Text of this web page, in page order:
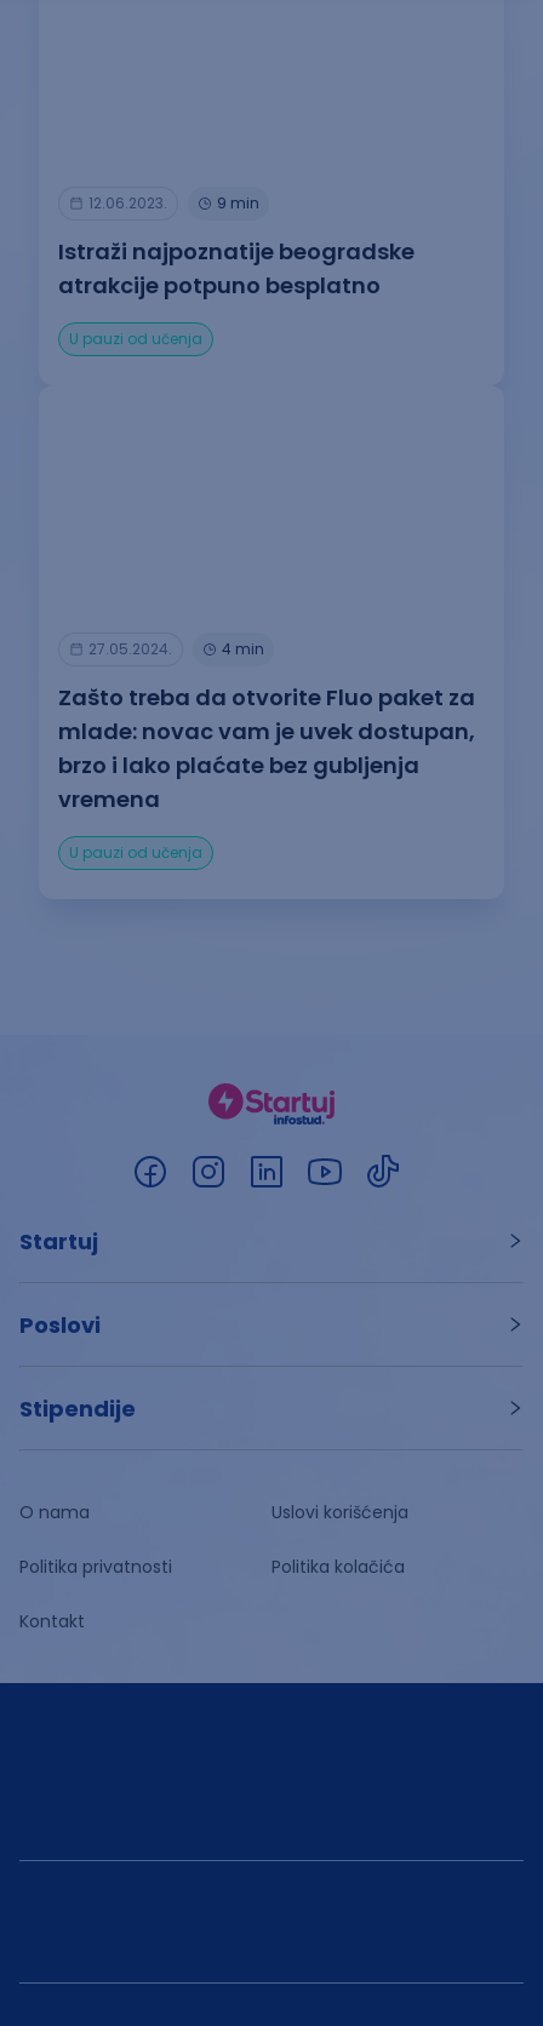
12.06.2023. 9 min
Istraži najpoznatije beogradske
atrakcije potpuno besplatno
U pauzi od učenja
27.05.2024. 4 min
Zašto treba da otvorite Fluo paket za
mlade: novac vam je uvek dostupan,
brzo i lako plaćate bez gubljenja
vremena
U pauzi od učenja
Startuj
Poslovi
Stipendije
O nama Uslovi korišćenja
Politika privatnosti Politika kolačića
Kontakt